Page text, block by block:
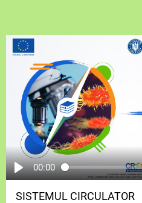
00:00
SISTEMUL CIRCULATOR